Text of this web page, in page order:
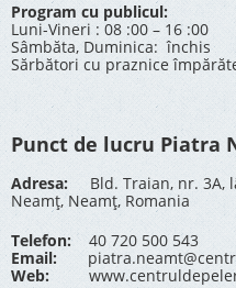
Program cu publicul:
Luni-Vineri : 08 :00 – 16 :00
Sâmbăta, Duminica: închis
Sărbători cu praznice
Punct de lucru Piatra
Adresa: Bld. Traian, nr. 3A,
Neamț, Neamț, Romania
Telefon:40 720 500 543
Email:
Web: